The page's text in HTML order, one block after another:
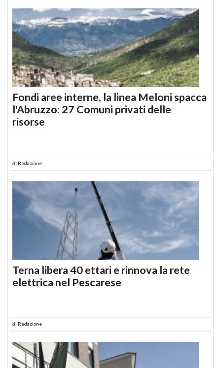
Fondi aree interne, la linea Meloni spacca
l'Abruzzo: 27 Comuni privati delle
risorse
di Redazione
Terna libera 40 ettari e rinnova la rete
elettrica nel Pescarese
di Redazione